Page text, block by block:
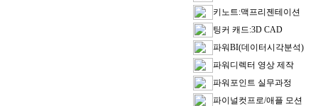
키노트:맥프리젠테이션
팅커 캐드:3D CAD
파워BI(데이터시각분석)
파워디렉터 영상 제작
파워포인트 실무과정
파이널컷프로/애플 모션